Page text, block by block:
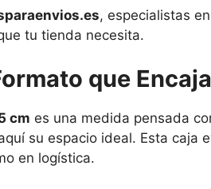
, especialistas
tu tienda necesita.
que
cm es una medida pensada
su espacio ideal. Esta caja
en logística.